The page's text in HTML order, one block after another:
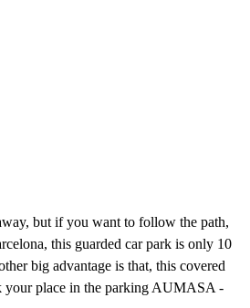
but if you want to follow the path,
this guarded car park is only 10
big advantage is that, this covered
your place in the parking AUMASA -